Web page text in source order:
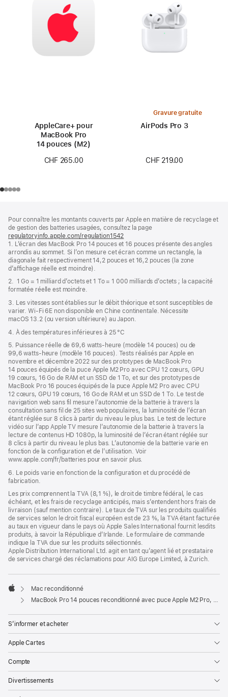
AppleCare+ pour
MacBook Pro
14 pouces (M2)
CHF 265.00
Gravure gratuite
AirPods Pro 3
CHF 219.00
de
page
de
bas
de
page
Pour connaître les montants couverts par Apple en matière de recyclage et
de gestion des batteries usagées, consultez la page
regulatoryinfo.apple.com/regulation1542
dans
une
nouvelle
1. L’écran des MacBook Pro 14 pouces et 16 pouces présente des angles
arrondis au sommet. Si l’on mesure cet écran comme un rectangle, la
diagonale fait respectivement 14,2 pouces et 16,2 pouces (la zone
d’affichage réelle est moindre).
2. 1 Go = 1 milliard d’octets et 1 To = 1 000 milliards d’octets ; la capacité
formatée réelle est moindre.
3. Les vitesses sont établies sur le débit théorique et sont susceptibles de
varier. Wi‑Fi 6E non disponible en Chine continentale. Nécessite
macOS 13.2 (ou version ultérieure) au Japon.
4. À des températures inférieures à 25 °C
5. Puissance réelle de 69,6 watts-heure (modèle 14 pouces) ou de
99,6 watts-heure (modèle 16 pouces). Tests réalisés par Apple en
novembre et décembre 2022 sur des prototypes de MacBook Pro
14 pouces équipés de la puce Apple M2 Pro avec CPU 12 cœurs, GPU
19 cœurs, 16 Go de RAM et un SSD de 1 To, et sur des prototypes de
MacBook Pro 16 pouces équipés de la puce Apple M2 Pro avec CPU
12 cœurs, GPU 19 cœurs, 16 Go de RAM et un SSD de 1 To. Le test de
navigation web sans fil mesure l’autonomie de la batterie à travers la
consultation sans fil de 25 sites web populaires, la luminosité de l’écran
étant réglée sur 8 clics à partir du niveau le plus bas. Le test de lecture
vidéo sur l’app Apple TV mesure l’autonomie de la batterie à travers la
lecture de contenus HD 1080p, la luminosité de l’écran étant réglée sur
8 clics à partir du niveau le plus bas. L’autonomie de la batterie varie en
fonction de la configuration et de l’utilisation. Voir
www.apple.com/fr/batteries pour en savoir plus.
6. Le poids varie en fonction de la configuration et du procédé de
fabrication.
Les prix comprennent la TVA (8,1 %), le droit de timbre fédéral, le cas
échéant, et les frais de recyclage anticipés, mais s’entendent hors frais de
livraison (sauf mention contraire). Le taux de TVA sur les produits qualifiés
de services selon le droit fiscal européen est de 23 %, la TVA étant facturée
au taux en vigueur dans le pays où Apple Sales International fournit lesdits
produits, à savoir la République d’Irlande. Le formulaire de commande
indique la TVA due sur les produits sélectionnés.
Apple Distribution International Ltd. agit en tant qu’agent lié et prestataire
de services chargé des réclamations pour AIG Europe Limited, à Zurich.
Apple
Mac reconditionné
MacBook Pro 14 pouces reconditionné avec puce Apple M2 Pro, CPU 10 cœurs et GPU 16 cœurs - Gris sidéral
S’informer et acheter
Apple Cartes
Compte
Divertissements